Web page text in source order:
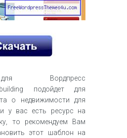
Вордпресс
подойдет для
о недвижимости для
у вас есть ресурс на
то рекомендуем Вам
этот шаблон на